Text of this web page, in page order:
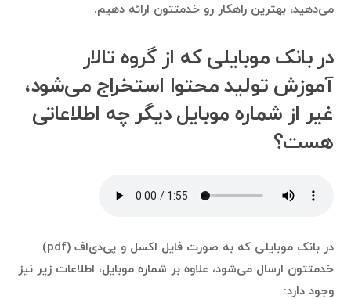
می‌دهید، بهترین راهکار رو خدمتتون ارائه دهیم.
در بانک موبایلی که از گروه تالار
آموزش تولید محتوا استخراج می‌شود،
غیر از شماره موبایل دیگر چه اطلاعاتی
هست؟
در بانک موبایلی که به صورت فایل اکسل و پی‌دی‌اف (pdf)
خدمتتون ارسال می‌شود، علاوه بر شماره موبایل، اطلاعات زیر نیز
وجود دارد: